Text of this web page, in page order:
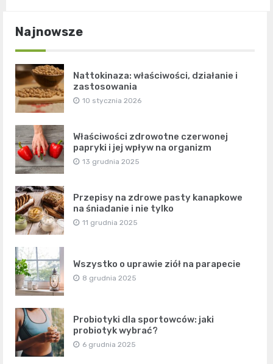
Najnowsze
Nattokinaza: właściwości, działanie i
zastosowania
10 stycznia 2026
Właściwości zdrowotne czerwonej
papryki i jej wpływ na organizm
13 grudnia 2025
Przepisy na zdrowe pasty kanapkowe
na śniadanie i nie tylko
11 grudnia 2025
Wszystko o uprawie ziół na parapecie
8 grudnia 2025
Probiotyki dla sportowców: jaki
probiotyk wybrać?
6 grudnia 2025